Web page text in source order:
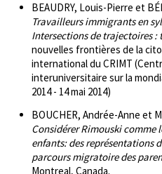
BEAUDRY, Louis-Pierre et
Travailleurs immigrants en
Intersections de trajectoires
nouvelles frontières de la
international du CRIMT
interuniversitaire sur la
2014 - 14 mai 2014)
BOUCHER, Andrée-Anne et
Considérer Rimouski comme
enfants: des représentations
parcours migratoire des
Montreal, Canada.